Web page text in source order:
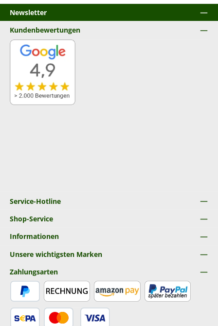
Newsletter
Service-Hotline
Shop-Service
Informationen
Unsere wichtigsten Marken
Kundenbewertungen
Zahlungsarten